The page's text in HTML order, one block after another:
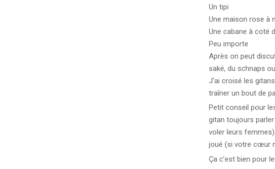
Un tipi
Une maison rose à
Une cabane à coté
Peu importe
Après on peut
saké, du schnaps
J’ai croisé les
traîner un bout de
Petit conseil pour
gitan toujours
voler leurs
joué (si votre cœur
Ça c’est bien pour